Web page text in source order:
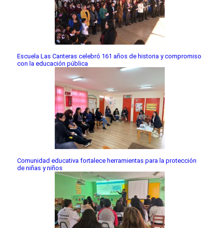
Escuela Las Canteras celebró 161 años de historia y compromiso
con la educación pública
Comunidad educativa fortalece herramientas para la protección
de niñas y niños